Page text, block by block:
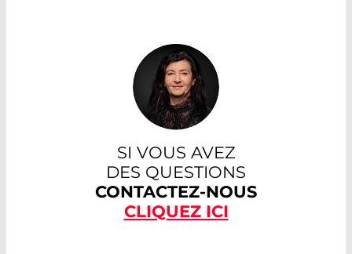
SI VOUS AVEZ
DES QUESTIONS
CONTACTEZ-NOUS
CLIQUEZ ICI